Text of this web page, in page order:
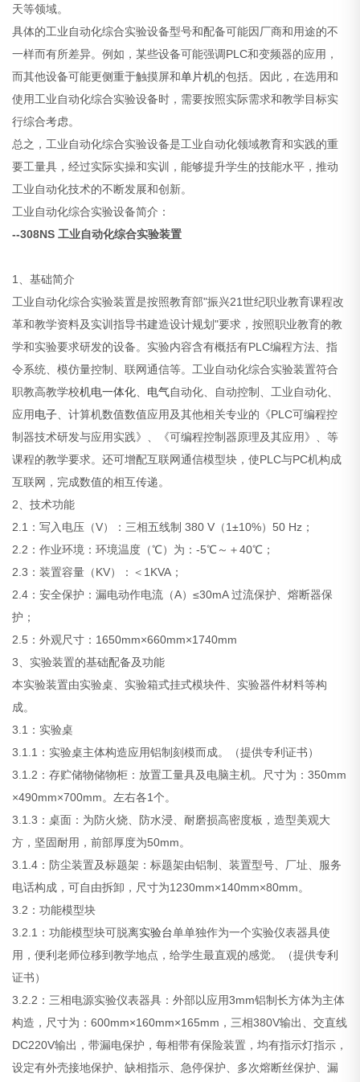
天等领域。
具体的工业自动化综合实验设备型号和配备可能因厂商和用途的不
一样而有所差异。例如，某些设备可能强调PLC和变频器的应用，
而其他设备可能更侧重于触摸屏和单片机的包括。因此，在选用和
使用工业自动化综合实验设备时，需要按照实际需求和教学目标实
行综合考虑。
总之，工业自动化综合实验设备是工业自动化领域教育和实践的重
要工量具，经过实际实操和实训，能够提升学生的技能水平，推动
工业自动化技术的不断发展和创新。
工业自动化综合实验设备简介：
--308NS 工业自动化综合实验装置
1、基础简介
工业自动化综合实验装置是按照教育部"振兴21世纪职业教育课程改
革和教学资料及实训指导书建造设计规划"要求，按照职业教育的教
学和实验要求研发的设备。实验内容含有概括有PLC编程方法、指
令系统、模仿量控制、联网通信等。工业自动化综合实验装置符合
职教高教学校机电一体化、 电气自动化、自动控制、工业自动化、
应用电子、计算机数值数值应用及其他相关专业的《PLC可编程控
制器技术研发与应用实践》、《可编程控制器原理及其应用》、等
课程的教学要求。还可增配互联网通信模型块，使PLC与PC机构成
互联网，完成数值的相互传递。
2、技术功能
2.1：写入电压（V）：三相五线制 380 V（1±10%）50 Hz；
2.2：作业环境：环境温度（℃）为：-5℃～＋40℃；
2.3：装置容量（KV）：＜1KVA；
2.4：安全保护：漏电动作电流（A）≤30mA 过流保护、熔断器保
护；
2.5：外观尺寸：1650mm×660mm×1740mm
3、实验装置的基础配备及功能
本实验装置由实验桌、实验箱式挂式模块件、实验器件材料等构
成。
3.1：实验桌
3.1.1：实验桌主体构造应用铝制刻模而成。（提供专利证书）
3.1.2：存贮储物储物柜：放置工量具及电脑主机。尺寸为：350mm
×490mm×700mm。左右各1个。
3.1.3：桌面：为防火烧、防水浸、耐磨损高密度板，造型美观大
方，坚固耐用，前部厚度为50mm。
3.1.4：防尘装置及标题架：标题架由铝制、装置型号、厂址、服务
电话构成，可自由拆卸，尺寸为1230mm×140mm×80mm。
3.2：功能模型块
3.2.1：功能模型块可脱离实验台单单独作为一个实验仪表器具使
用，便利老师位移到教学地点，给学生最直观的感觉。（提供专利
证书）
3.2.2：三相电源实验仪表器具：外部以应用3mm铝制长方体为主体
构造，尺寸为：600mm×160mm×165mm，三相380V输出、交直线
DC220V输出，带漏电保护，每相带有保险装置，均有指示灯指示，
设定有外壳接地保护、缺相指示、急停保护、多次熔断丝保护、漏